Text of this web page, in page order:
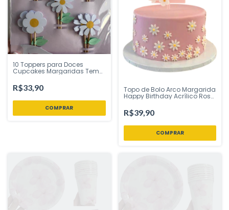
10 Toppers para Doces
Cupcakes Margaridas Tem
Loja
R$33,90 Topo de Bolo Arco Margarida
Happy Birthday Acrílico Rosa
Inspire sua Festa Loja
R$39,90